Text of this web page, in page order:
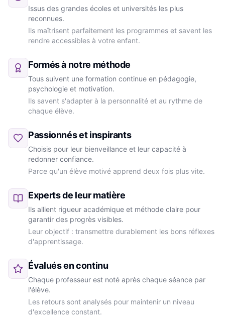
Issus des grandes écoles et universités les plus
reconnues.
Ils maîtrisent parfaitement les programmes et savent les
rendre accessibles à votre enfant.
Formés à notre méthode
Tous suivent une formation continue en pédagogie,
psychologie et motivation.
Ils savent s'adapter à la personnalité et au rythme de
chaque élève.
Passionnés et inspirants
Choisis pour leur bienveillance et leur capacité à
redonner confiance.
Parce qu'un élève motivé apprend deux fois plus vite.
Experts de leur matière
Ils allient rigueur académique et méthode claire pour
garantir des progrès visibles.
Leur objectif : transmettre durablement les bons réflexes
d'apprentissage.
Évalués en continu
Chaque professeur est noté après chaque séance par
l'élève.
Les retours sont analysés pour maintenir un niveau
d'excellence constant.